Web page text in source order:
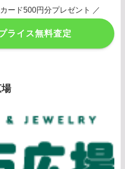
ード500円分プレゼント ／
ライス無料査定
場